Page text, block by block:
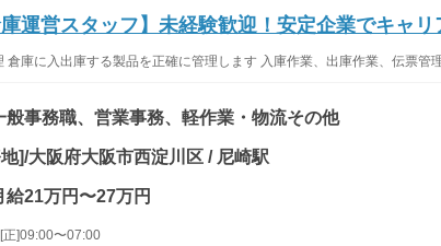
庫運営スタッフ】未経験歓迎！安定企業でキャ
倉庫に入出庫する製品を正確に管理します 入庫作業、出庫作業、伝票管
般事務職、営業事務、軽作業・物流その他
]/大阪府大阪市西淀川区 / 尼崎駅
給21万円〜27万円
正]09:00〜07:00